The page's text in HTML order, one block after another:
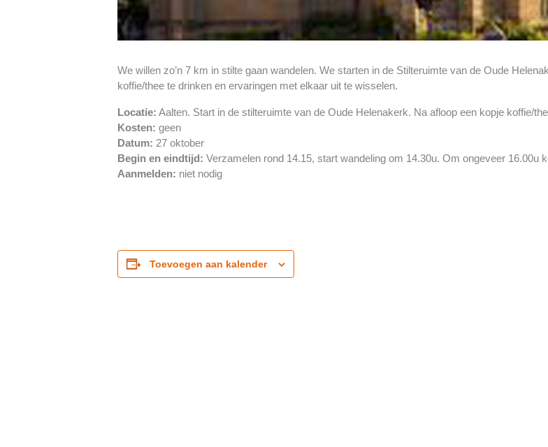
We willen zo’n 7 km in stilte gaan wandelen. We starten in de Stilteruimte van de Oude
koffie/thee te drinken en ervaringen met elkaar uit te wisselen.
Locatie: Aalten. Start in de stilteruimte van de Oude Helenakerk. Na afloop een kopje koffie/
Kosten: geen
Datum: 27 oktober
Begin en eindtijd: Verzamelen rond 14.15, start wandeling om 14.30u. Om ongeveer 16.00u
Aanmelden: niet nodig
Toevoegen aan kalender